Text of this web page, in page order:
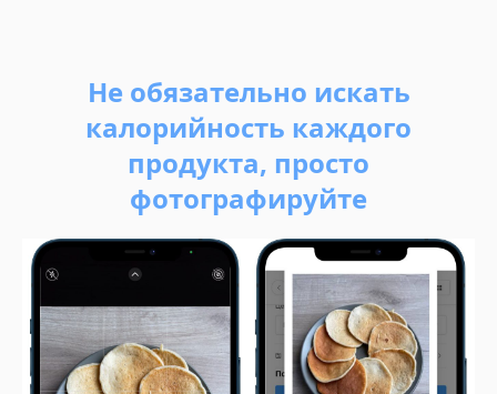
Не обязательно искать
калорийность каждого
продукта, просто
фотографируйте